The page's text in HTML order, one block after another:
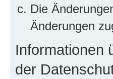
Die
Änderungen
Informationen
der